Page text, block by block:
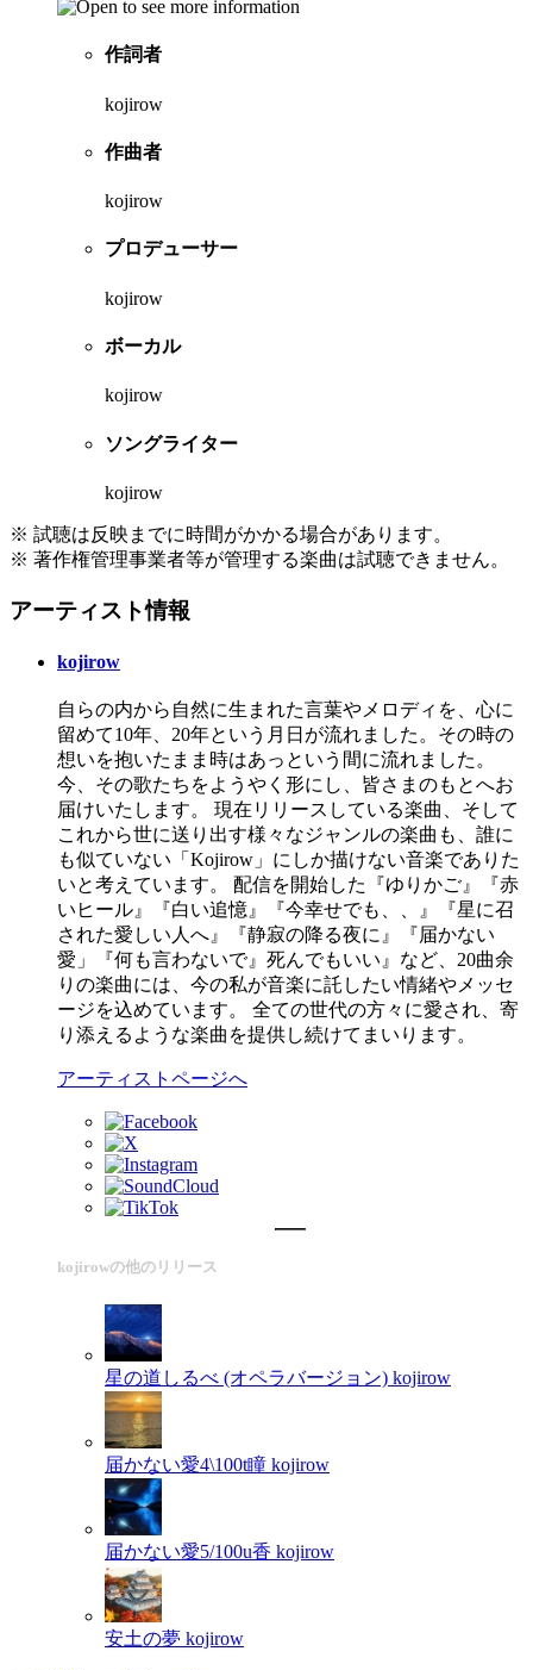
作詞者
kojirow
作曲者
kojirow
プロデューサー
kojirow
ボーカル
kojirow
ソングライター
kojirow
※ 試聴は反映までに時間がかかる場合があります。
※ 著作権管理事業者等が管理する楽曲は試聴できません。
アーティスト情報
kojirow
自らの内から自然に生まれた言葉やメロディを、心に
留めて10年、20年という月日が流れました。その時の
想いを抱いたまま時はあっという間に流れました。
今、その歌たちをようやく形にし、皆さまのもとへお
届けいたします。 現在リリースしている楽曲、そして
これから世に送り出す様々なジャンルの楽曲も、誰に
も似ていない「Kojirow」にしか描けない音楽でありた
いと考えています。 配信を開始した『ゆりかご』『赤
いヒール』『白い追憶』『今幸せでも、、』『星に召
された愛しい人へ』『静寂の降る夜に』『届かない
愛」『何も言わないで』死んでもいい』など、20曲余
りの楽曲には、今の私が音楽に託したい情緒やメッセ
ージを込めています。 全ての世代の方々に愛され、寄
り添えるような楽曲を提供し続けてまいります。
アーティストページへ
kojirowの他のリリース
星の道しるべ (オペラバージョン) kojirow
届かない愛4\100t瞳 kojirow
届かない愛5/100u香 kojirow
安土の夢 kojirow